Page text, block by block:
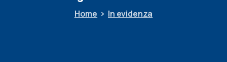
Home In evidenza